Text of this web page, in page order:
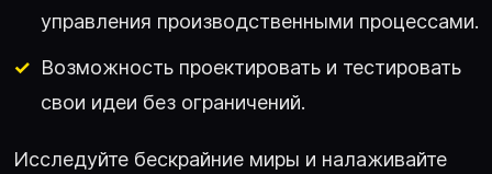
управления производственными процессами.
Возможность проектировать и тестировать
свои идеи без ограничений.
Исследуйте бескрайние миры и налаживайте